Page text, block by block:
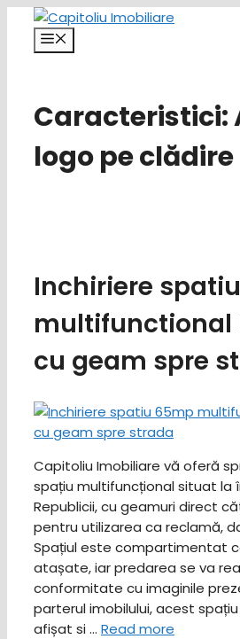
conținut
Caracteristici:
logo pe clădire
Inchiriere
multifunctional
cu geam spre
Capitoliu Imobiliare vă oferă
spațiu multifuncțional situat la
Republicii, cu geamuri direct
pentru utilizarea ca reclamă,
Spațiul este compartimentat
atașate, iar predarea se va
conformitate cu imaginile
parterul imobilului, acest
afișat si … Read more